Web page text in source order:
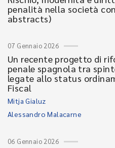
penalità nella società
abstracts)
07 Gennaio 2026
Un recente progetto di
penale spagnola tra
legate allo status
Fiscal
Mitja Gialuz
Alessandro Malacarne
06 Gennaio 2026